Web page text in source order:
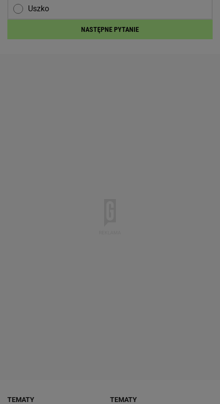
Uszko
NASTĘPNE PYTANIE
TEMATY TEMATY